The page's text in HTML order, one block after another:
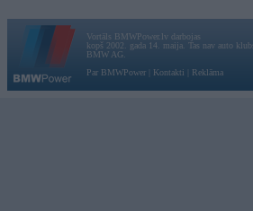
Vortāls BMWPower.lv darbojas
kopš 2002. gada 14. maija. Tas nav auto
BMW AG.
Par BMWPower
Kontakti Reklāma